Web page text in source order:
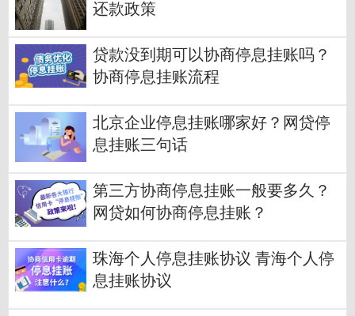
还款政策
贷款没到期可以协商停息挂账吗？
协商停息挂账流程
北京企业停息挂账哪家好？网贷停
息挂账三句话
第三方协商停息挂账一般要多久？
网贷如何协商停息挂账？
珠海个人停息挂账协议 青海个人停
息挂账协议